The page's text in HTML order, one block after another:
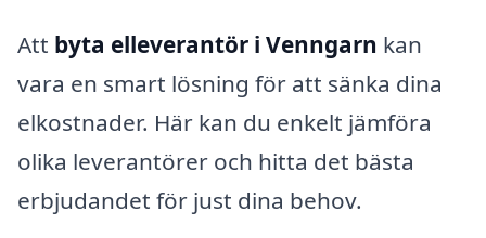
Att byta elleverantör i Venngarn kan
vara en smart lösning för att sänka dina
elkostnader. Här kan du enkelt jämföra
olika leverantörer och hitta det bästa
erbjudandet för just dina behov.